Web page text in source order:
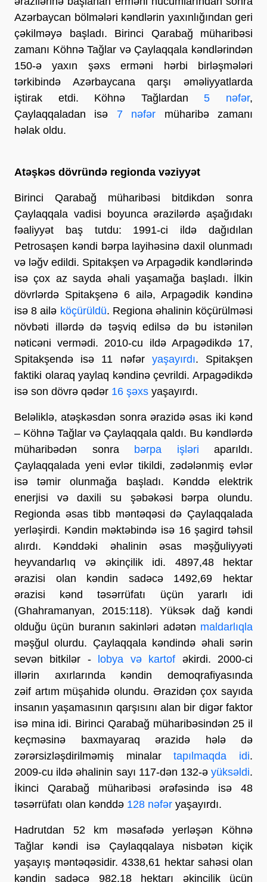
Azərbaycan bölmələri kəndlərin yaxınlığından geri
çəkilməyə başladı. Birinci Qarabağ müharibəsi
zamanı Köhnə Tağlar və Çaylaqqala kəndlərindən
150-ə yaxın şəxs erməni hərbi birləşmələri
tərkibində Azərbaycana qarşı əməliyyatlarda
iştirak etdi. Köhnə Tağlardan5 nəfər,
Çaylaqqaladan isə 7 nəfər müharibə zamanı
həlak oldu.
Atəşkəs dövründə regionda vəziyyət
Birinci Qarabağ müharibəsi bitdikdən sonra
Çaylaqqala vadisi boyunca ərazilərdə aşağıdakı
fəaliyyət baş tutdu: 1991-ci ildə dağıdılan
Petrosaşen kəndi bərpa layihəsinə daxil olunmadı
və ləğv edildi. Spitakşen və Arpagədik kəndlərində
isə çox az sayda əhali yaşamağa başladı. İlkin
dövrlərdə Spitakşenə 6 ailə, Arpagədik kəndinə
isə 8 ailə köçürüldü. Regiona əhalinin köçürülməsi
növbəti illərdə də təşviq edilsə də bu istənilən
nəticəni vermədi. 2010-cu ildə Arpagədikdə 17,
Spitakşendə isə 11 nəfər yaşayırdı. Spitakşen
faktiki olaraq yaylaq kəndinə çevrildi. Arpagədikdə
isə son dövrə qədər 16 şəxs yaşayırdı.
Beləliklə, atəşkəsdən sonra ərazidə əsas iki kənd
– Köhnə Tağlar və Çaylaqqala qaldı. Bu kəndlərdə
müharibədən sonra bərpa işləri aparıldı.
Çaylaqqalada yeni evlər tikildi, zədələnmiş evlər
isə təmir olunmağa başladı. Kənddə elektrik
enerjisi və daxili su şəbəkəsi bərpa olundu.
Regionda əsas tibb məntəqəsi də Çaylaqqalada
yerləşirdi. Kəndin məktəbində isə 16 şagird təhsil
alırdı. Kənddəki əhalinin əsas məşğuliyyəti
heyvandarlıq və əkinçilik idi. 4897,48 hektar
ərazisi olan kəndin sadəcə 1492,69 hektar
ərazisi kənd təsərrüfatı üçün yararlı idi
(Ghahramanyan, 2015:118). Yüksək dağ kəndi
olduğu üçün buranın sakinləri adətən maldarlıqla
məşğul olurdu. Çaylaqqala kəndində əhali sərin
sevən bitkilər - lobya və kartof əkirdi. 2000-ci
illərin axırlarında kəndin demoqrafiyasında
zəif artım müşahidə olundu. Ərazidən çox sayıda
insanın yaşamasının qarşısını alan bir digər faktor
isə mina idi. Birinci Qarabağ müharibəsindən 25 il
keçməsinə baxmayaraq ərazidə hələ də
zərərsizləşdirilməmiş minalartapılmaqda idi.
2009-cu ildə əhalinin sayı 117-dən 132-ə yüksəldi.
İkinci Qarabağ müharibəsi ərəfəsində isə 48
təsərrüfatı olan kənddə 128 nəfər yaşayırdı.
Hadrutdan 52 km məsafədə yerləşən Köhnə
Tağlar kəndi isə Çaylaqqalaya nisbətən kiçik
yaşayış məntəqəsidir. 4338,61 hektar sahəsi olan
kəndin sadəcə 982,18 hektarı əkinçilik üçün